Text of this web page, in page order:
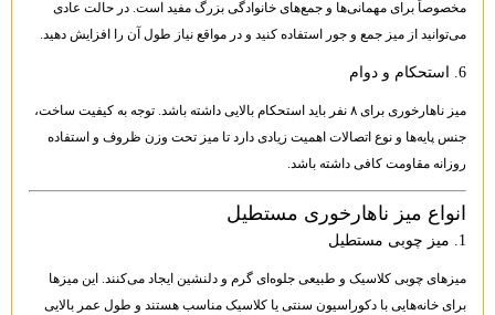
مخصوصاً برای مهمانی‌ها و جمع‌های خانوادگی بزرگ مفید است. در حالت عادی
می‌توانید از میز جمع و جور استفاده کنید و در مواقع نیاز طول آن را افزایش دهید.
میز ناهارخوری برای ۸ نفر باید استحکام بالایی داشته باشد. توجه به کیفیت ساخت،
جنس پایه‌ها و نوع اتصالات اهمیت زیادی دارد تا میز تحت وزن ظروف و استفاده
روزانه مقاومت کافی داشته باشد.
انواع میز ناهارخوری مستطیل
میزهای چوبی کلاسیک و طبیعی جلوه‌ای گرم و دلنشین ایجاد می‌کنند. این میزها
برای خانه‌هایی با دکوراسیون سنتی یا کلاسیک مناسب هستند و طول عمر بالایی